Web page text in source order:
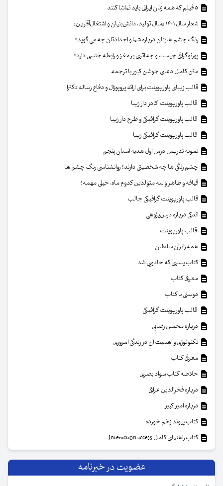
شعار سال ۱۴۰۱ «سال تولید، دانش‌بنیان و اشتغال‌آفرین»
رنگ چشم هایتان درباره شما و اجدادتان چه می گوید؟
پورنوگرافی چیست و چه اثری بر مغز و رابطه جنسی دارد؟
متن کامل دعای جوشن کبیر با ترجمه
قالب زیبای پاورپوینت برای ارائه پروپوزال و دفاع رساله دکترا
قالب پاورپوینت کادر دار زیبا
قالب پاورپوینت گرافیکی و طرح دار زیبا
قالب پاورپوینت گرافیکی زیبا
نمونه تدریس درس اول هدیه آسمان پنجم
چشم رنگی ها چه شخصیتی دارند؟ روانشناسی رنگ چشم ها
قیافه و ظاهر واسه متولدین کدوم ماه، خیلی مهمه؟
قالب پاورپوینت گرافیکی جالب
اندکی درباره درس‌پژوهی
قالب پاورپوینت
همه زائران سلطان
کتاب پسری که جادویی شد
معرفی کتاب
دوستی با کتاب
قالب پاورپوینت گرافیکی
درباره محسن رضایی
تکنولوژی و اهمیت آن در زندگی امروزی
معرفی کتاب
خلاصه کتاب سواد بصری
درباره فخرالدین عراقی
درباره امیر کبیر
کتاب پیوند زخم خورده
کتاب راهنمای کامل Interaction access
عضویت در خبرنامه